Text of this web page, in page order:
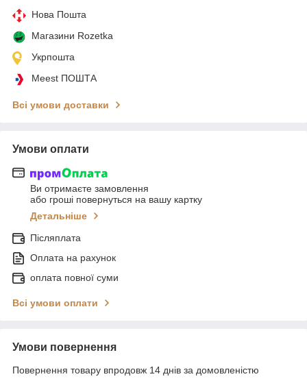
Нова Пошта
Магазини Rozetka
Укрпошта
Meest ПОШТА
Всі умови доставки
Умови оплати
Ви отримаєте замовлення
або гроші повернуться на вашу картку
Детальніше
Післяплата
Оплата на рахунок
оплата повної суми
Всі умови оплати
Умови повернення
Повернення товару впродовж 14 днів за домовленістю